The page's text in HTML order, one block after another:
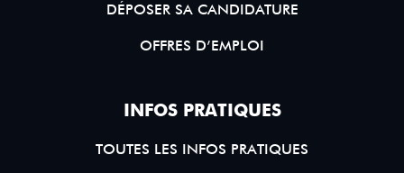
DÉPOSER SA CANDIDATURE
OFFRES D’EMPLOI
INFOS PRATIQUES
TOUTES LES INFOS PRATIQUES